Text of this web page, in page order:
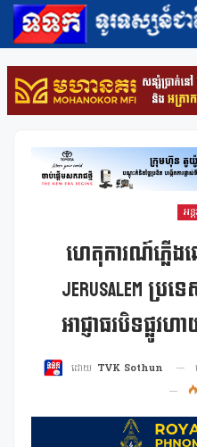
អន្
ហេតុការណ៍ភ្លើង
Jerusalem ប្រទ
អាជ្ញាធរបិទផ្លូវ
ដោយ TVK Sothun